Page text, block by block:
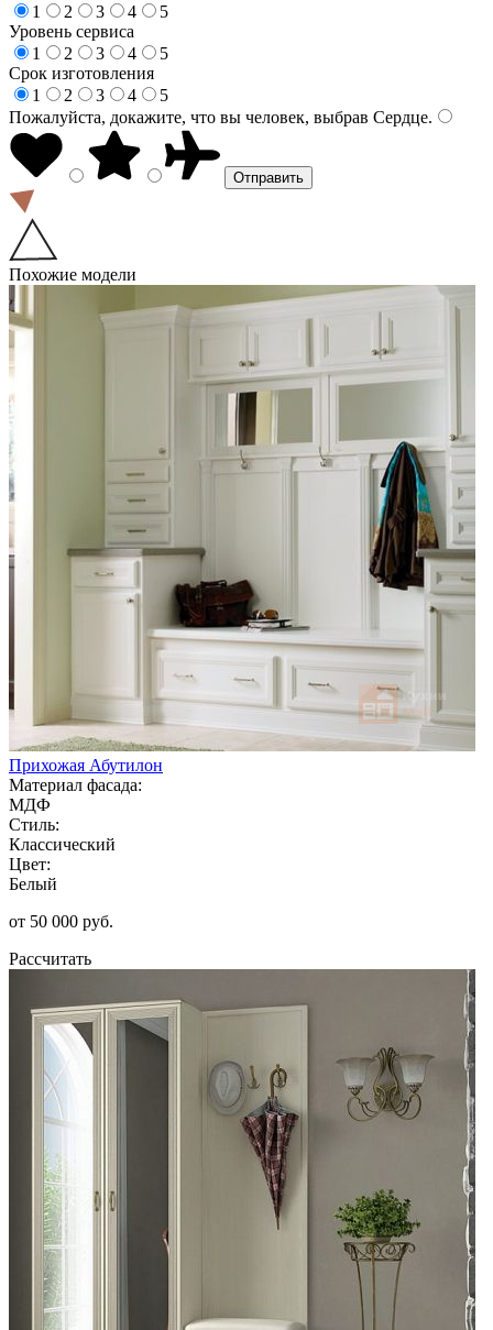
1
2 3 4
5
Уровень сервиса
1
2 3 4
5
Срок изготовления
1
2 3 4
5
Пожалуйста, докажите, что вы человек, выбрав Сердце.
Похожие модели
Прихожая Абутилон
Материал фасада:
МДФ
Стиль:
Классический
Цвет:
Белый
от 50 000 руб.
Рассчитать